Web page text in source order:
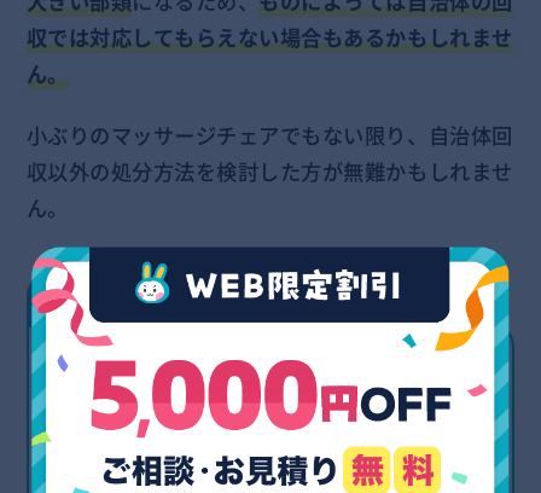
収では対応してもらえない場合もあるかもしれませ
ん。
小ぶりのマッサージチェアでもない限り、自治体回
収以外の処分方法を検討した方が無難かもしれませ
ん。
人の体重を支えるだけの丈夫さがあり、チ
ェア自体の重さも50～100kgと非常に重た
いので、簡単に持ち運びできないことを頭